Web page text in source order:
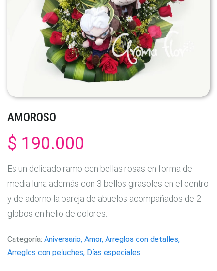
AMOROSO
$ 190.000
Es un delicado ramo con bellas rosas en forma de
media luna además con 3 bellos girasoles en el centro
y de adorno la pareja de abuelos acompañados de 2
globos en helio de colores.
Categoría: Aniversario, Amor, Arreglos con detalles,
Arreglos con peluches, Días especiales